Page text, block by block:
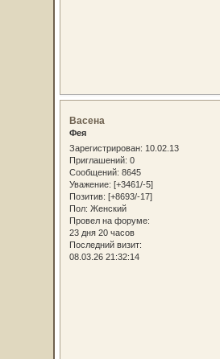
Васена
Фея
Зарегистрирован: 10.02.13
Приглашений: 0
Сообщений: 8645
Уважение: [+3461/-5]
Позитив: [+8693/-17]
Пол: Женский
Провел на форуме:
23 дня 20 часов
Последний визит:
08.03.26 21:32:14